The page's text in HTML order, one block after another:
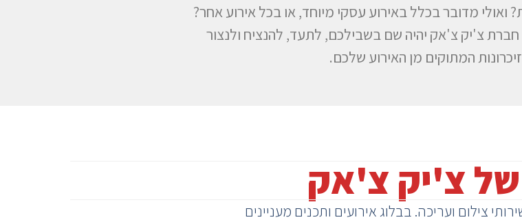
ואולי מדובר בכלל באירוע עסקי מיוחד, או בכל אירוע אחר?
חברת צ'יק צ'אק יהיה שם בשבילכם, לתעד, להנציח ולנצור
המתוקים מן האירוע שלכם.
של צ'יק צ'אק
צילום ועריכה. בבלוג אירועים ותכנים מעניינים